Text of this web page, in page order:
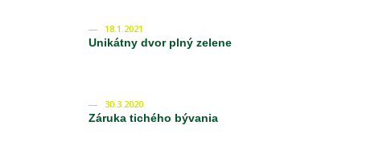
18.1.2021
Unikátny dvor plný zelene
30.3.2020
Záruka tichého bývania